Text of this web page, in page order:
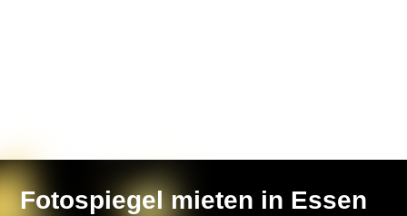
Fotospiegel mieten in Essen